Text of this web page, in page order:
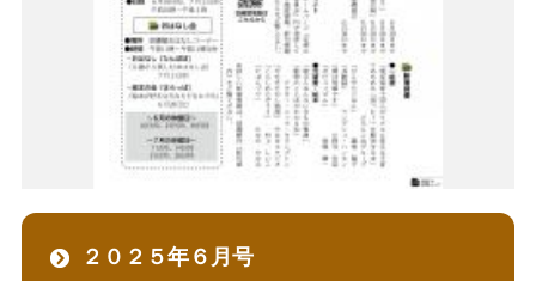
２０２５年６月号